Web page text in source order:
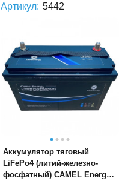
Артикул: 5442
Аккумулятор тяговый
LiFePo4 (литий-железно-
фосфатный) CAMEL Energy